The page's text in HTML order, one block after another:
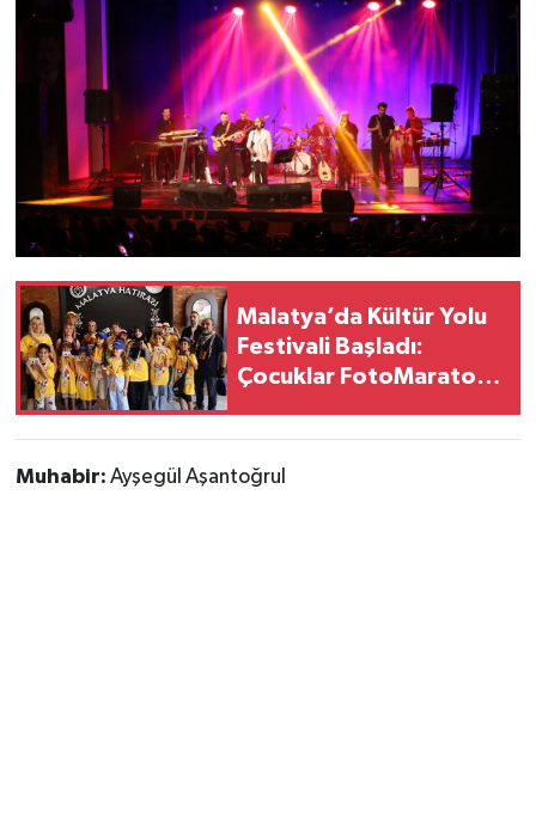
Malatya’da Kültür Yolu
Festivali Başladı:
Çocuklar FotoMaraton
Muhabir: Ayşegül Aşantoğrul